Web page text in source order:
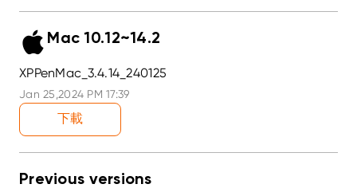
Mac 10.12~14.2
XPPenMac_3.4.14_240125
Jan 25,2024 PM 17:39
下載
Previous versions